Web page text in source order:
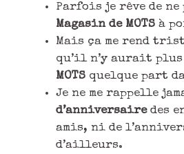
Parfois je rêve de
Magasin de MOTS à
Mais ça me rend
qu’il n’y aurait plus
MOTS quelque part
Je ne me rappelle
d’anniversairedes
amis, ni de
d’ailleurs.